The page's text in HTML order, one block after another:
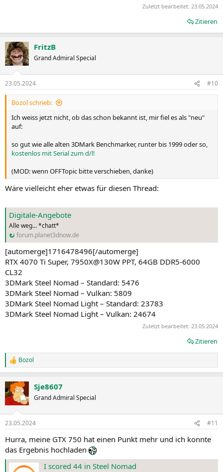
Zuletzt bearbeitet: 23.05.2024
Zitieren
FritzB
Grand Admiral Special
23.05.2024 #10
Bozol schrieb:
Ich weiss jetzt nicht, ob das schon bekannt ist, mir fiel es als "neu"
auf:
so gut wie alle alten 3DMark Benchmarker, runter bis 1999 oder so,
kostenlos mit Serial zum d/l!
(MOD: wenn OFFTopic bitte verschieben, danke)
Wäre vielleicht eher etwas für diesen Thread:
Digitale-Angebote
Alle weg... *chatt*
forum.planet3dnow.de
[automerge]1716478496[/automerge]
RTX 4070 Ti Super, 7950X@130W PPT, 64GB DDR5-6000
CL32
3DMark Steel Nomad – Standard: 5476
3DMark Steel Nomad – Vulkan: 5809
3DMark Steel Nomad Light – Standard: 23783
3DMark Steel Nomad Light – Vulkan: 24674
Zuletzt bearbeitet: 23.05.2024
Zitieren
R
e
k
t
e
:
Bozol
Sje8607
Grand Admiral Special
23.05.2024 #11
Hurra, meine GTX 750 hat einen Punkt mehr und ich konnte
das Ergebnis hochladen
I scored 44 in Steel Nomad